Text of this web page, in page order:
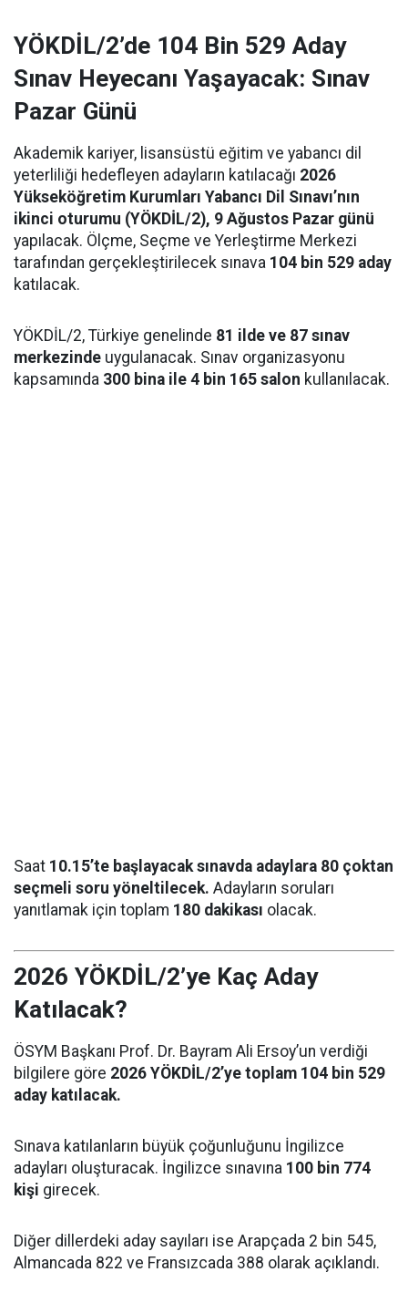
YÖKDİL/2’de 104 Bin 529 Aday
Sınav Heyecanı Yaşayacak: Sınav
Pazar Günü
Akademik kariyer, lisansüstü eğitim ve yabancı dil
yeterliliği hedefleyen adayların katılacağı 2026
Yükseköğretim Kurumları Yabancı Dil Sınavı’nın
ikinci oturumu (YÖKDİL/2), 9 Ağustos Pazar günü
yapılacak. Ölçme, Seçme ve Yerleştirme Merkezi
tarafından gerçekleştirilecek sınava 104 bin 529 aday
katılacak.
YÖKDİL/2, Türkiye genelinde 81 ilde ve 87 sınav
merkezinde uygulanacak. Sınav organizasyonu
kapsamında 300 bina ile 4 bin 165 salon kullanılacak.
Saat 10.15’te başlayacak sınavda adaylara 80 çoktan
seçmeli soru yöneltilecek. Adayların soruları
yanıtlamak için toplam 180 dakikası olacak.
2026 YÖKDİL/2’ye Kaç Aday
Katılacak?
ÖSYM Başkanı Prof. Dr. Bayram Ali Ersoy’un verdiği
bilgilere göre 2026 YÖKDİL/2’ye toplam 104 bin 529
aday katılacak.
Sınava katılanların büyük çoğunluğunu İngilizce
adayları oluşturacak. İngilizce sınavına 100 bin 774
kişi girecek.
Diğer dillerdeki aday sayıları ise Arapçada 2 bin 545,
Almancada 822 ve Fransızcada 388 olarak açıklandı.